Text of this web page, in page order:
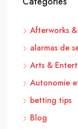
Afterworks
alarmas de
Arts &
Autonomie
betting tips
Blog